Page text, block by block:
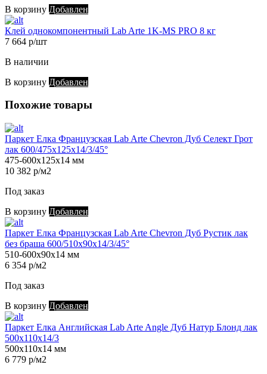
В корзину Добавлен
Клей однокомпонентный Lab Arte 1K-MS PRO 8 кг
7 664 р/шт
В наличии
В корзину Добавлен
Похожие товары
Паркет Елка Французская Lab Arte Chevron Дуб Селект Грот
лак 600/475х125х14/3/45°
475-600х125х14 мм
10 382 р/м2
Под заказ
В корзину Добавлен
Паркет Елка Французская Lab Arte Chevron Дуб Рустик лак
без браша 600/510х90х14/3/45°
510-600х90х14 мм
6 354 р/м2
Под заказ
В корзину Добавлен
Паркет Елка Английская Lab Arte Angle Дуб Натур Блонд лак
500х110х14/3
500х110х14 мм
6 779 р/м2